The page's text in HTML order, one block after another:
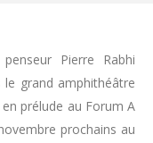
Pierre Rabhi
le grand amphithéâtre
en prélude au Forum A
prochains au